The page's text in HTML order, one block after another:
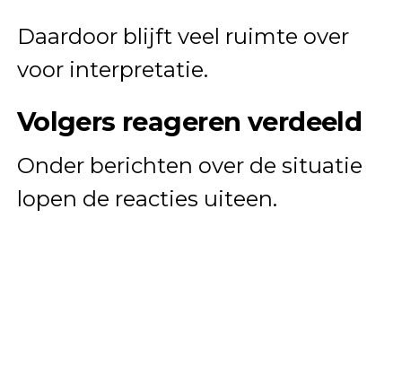
Daardoor blijft veel ruimte over
voor interpretatie.
Volgers reageren verdeeld
Onder berichten over de situatie
lopen de reacties uiteen.